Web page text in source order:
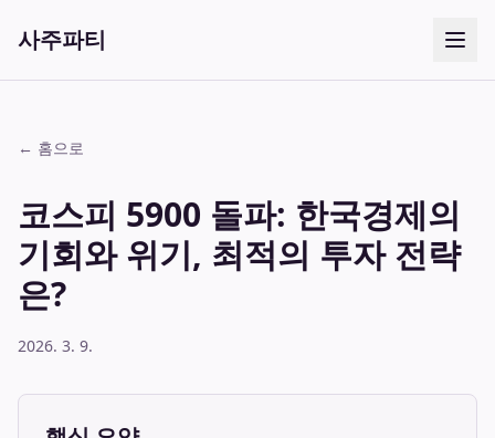
사주파티
← 홈으로
코스피 5900 돌파: 한국경제의
기회와 위기, 최적의 투자 전략
은?
2026. 3. 9.